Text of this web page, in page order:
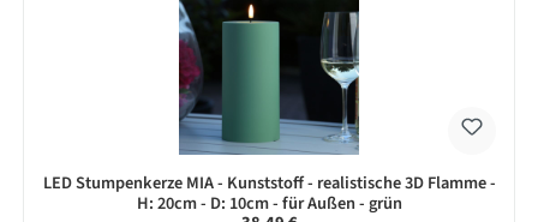
LED Stumpenkerze MIA - Kunststoff - realistische 3D Flamme -
H: 20cm - D: 10cm - für Außen - grün